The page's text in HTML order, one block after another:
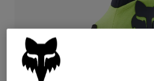
Hosen
Kurze Hosen
Handschuhe
Jacken
Alle anzeigen
Brillen
Socken
Alle anzeigen